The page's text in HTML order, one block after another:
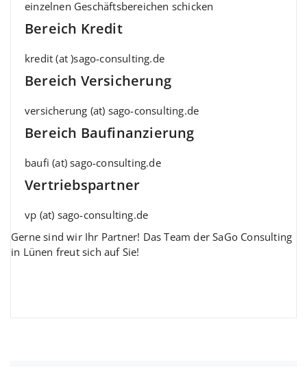
einzelnen Geschäftsbereichen schicken
Bereich Kredit
kredit (at )sago-consulting.de
Bereich Versicherung
versicherung (at) sago-consulting.de
Bereich Baufinanzierung
baufi (at) sago-consulting.de
Vertriebspartner
vp (at) sago-consulting.de
Gerne sind wir Ihr Partner! Das Team der SaGo Consulting
in Lünen freut sich auf Sie!